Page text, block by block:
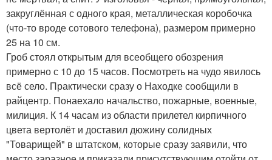
закруглённая с одного края, металлическая коробочка
(что-то вроде сотового телефона), размером примерно
25 на 10 см.
Гроб стоял открытым для всеобщего обозрения
примерно с 10 до 15 часов. Посмотреть на чудо явилось
всё село. Практически сразу о Находке сообщили в
райцентр. Понаехало начальство, пожарные, военные,
милиция. К 14 часам из области прилетел кирпичного
цвета вертолёт и доставил дюжину солидных
"Товарищей" в штатском, которые сразу заявили, что